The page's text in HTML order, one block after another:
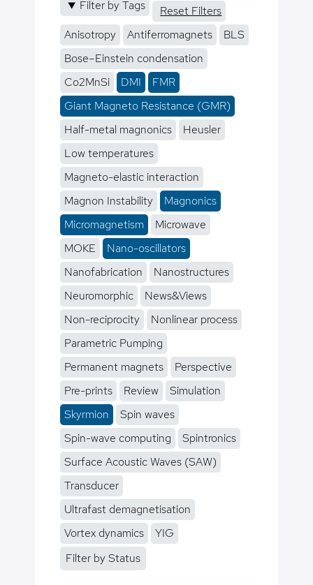
Filter by Tags
Reset Filters
Anisotropy
Antiferromagnets
BLS
Bose–Einstein condensation
Co2MnSi
DMI
FMR
Giant Magneto Resistance (GMR)
Half-metal magnonics
Heusler
Low temperatures
Magneto-elastic interaction
Magnon Instability
Magnonics
Micromagnetism
Microwave
MOKE
Nano-oscillators
Nanofabrication
Nanostructures
Neuromorphic
News&Views
Non-reciprocity
Nonlinear process
Parametric Pumping
Permanent magnets
Perspective
Pre-prints
Review
Simulation
Skyrmion
Spin waves
Spin-wave computing
Spintronics
Surface Acoustic Waves (SAW)
Transducer
Ultrafast demagnetisation
Vortex dynamics
YIG
Filter by Status